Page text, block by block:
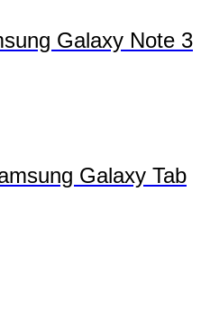
Galaxy Note 3
Galaxy Tab